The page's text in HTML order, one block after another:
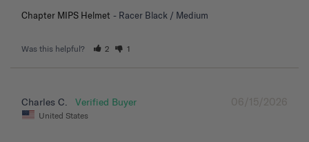
Chapter MIPS Helmet Racer Black / Medium
Was this helpful? 2 1
06/15/2026
Charles C.
United States